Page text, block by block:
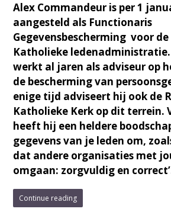
Alex Commandeur is per 1
aangesteld als Functionaris
Gegevensbescherming voor de
Katholieke
werkt al jaren als adviseur op
de bescherming van
enige tijd adviseert hij ook de
Katholieke Kerk op dit terrein.
heeft hij een heldere
gegevens van je leden om,
dat andere organisaties met
omgaan: zorgvuldig en
Continue reading